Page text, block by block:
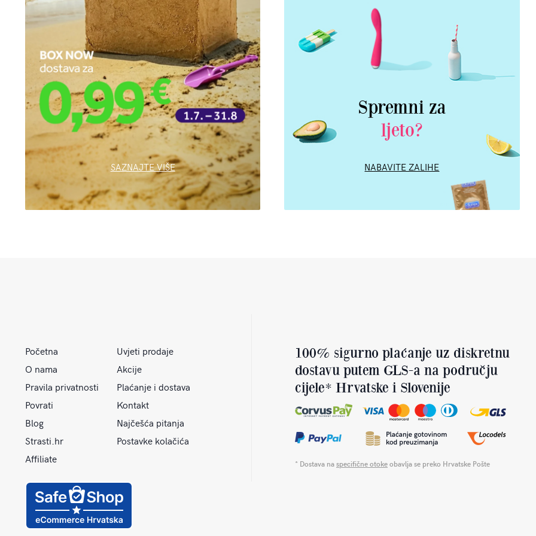
SAZNAJTE VIŠE
Spremni za
ljeto?
NABAVITE ZALIHE
Početna
Uvjeti prodaje
O nama
Akcije
Pravila privatnosti
Plaćanje i dostava
Povrati
Kontakt
Blog
Najčešća pitanja
Strasti.hr
Postavke kolačića
Affiliate
100% sigurno plaćanje uz diskretnu
dostavu putem GLS-a na području
cijele* Hrvatske i Slovenije
* Dostava naspecifične otokeobavlja se preko Hrvatske Pošte